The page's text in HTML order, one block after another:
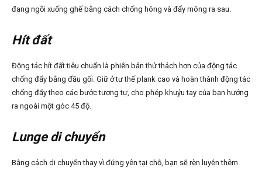
đang ngồi xuống ghế bằng cách chống hông và đẩy mông ra sau.
Hít đất
Động tác hít đất tiêu chuẩn là phiên bản thử thách hơn của động tác
chống đẩy bằng đầu gối. Giữ ở tư thế plank cao và hoàn thành động tác
chống đẩy theo các bước tương tự, cho phép khuỷu tay của bạn hướng
ra ngoài một góc 45 độ.
Lunge di chuyển
Bằng cách di chuyển thay vì đứng yên tại chỗ, bạn sẽ rèn luyện thêm